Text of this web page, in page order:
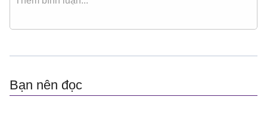
Bạn nên đọc